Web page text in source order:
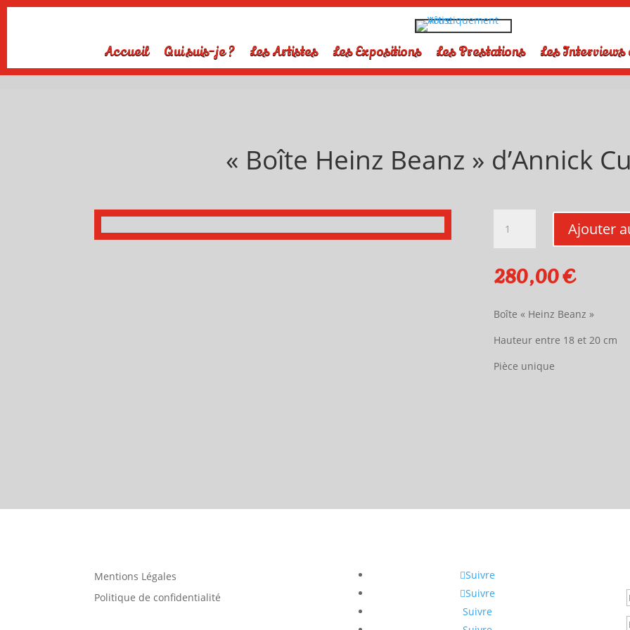
Accueil Qui suis-je ? Les Artistes Les Expositions Les Prestations Les Interviews
« Boîte Heinz Beanz » d’Annick
"Boîte
Heinz
Beanz"
Cuadrado
Ajouter
280,00€
Boîte « Heinz Beanz »
Hauteur entre 18 et 20 cm
Pièce unique
Mentions Légales
Politique de confidentialité
Suivre
Suivre
Suivre